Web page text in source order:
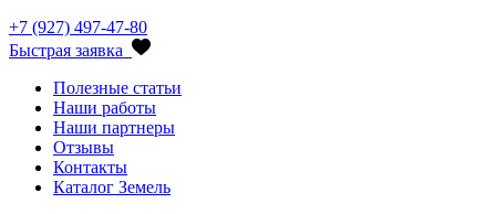
+7 (927) 497-47-80
Быстрая заявка
Полезные статьи
Наши работы
Наши партнеры
Отзывы
Контакты
Каталог Земель